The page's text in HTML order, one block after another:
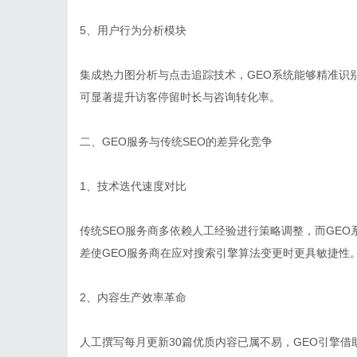
5、用户行为分析模块
集成热力图分析与点击追踪技术，GEO系统能够精准
可显著提升访客停留时长与咨询转化率。
二、GEO服务与传统SEO的差异化竞争
1、技术迭代速度对比
传统SEO服务商多依赖人工经验进行策略调整，而
差使GEO服务商在应对搜索引擎算法变更时更具敏捷性
2、内容生产效率革命
人工撰写每月更新30篇优质内容已属不易，GEO引擎